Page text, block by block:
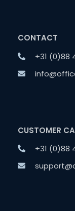
CONTACT
+31 (0)88
CUSTOMER
+31 (0)88